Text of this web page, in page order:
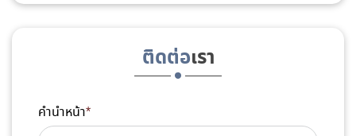
ติดต่อเรา
คำนำหน้า*